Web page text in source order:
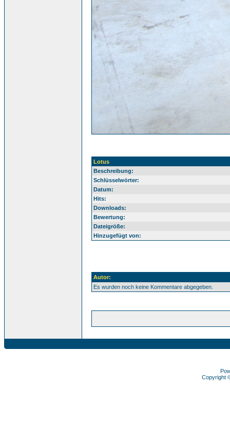
Lotus
Beschreibung:
Schlüsselwörter:
Datum:
Hits:
Downloads:
Bewertung:
Dateigröße:
Hinzugefügt von:
Autor:
Es wurden noch keine Kommentare abgegeben.
Copyright